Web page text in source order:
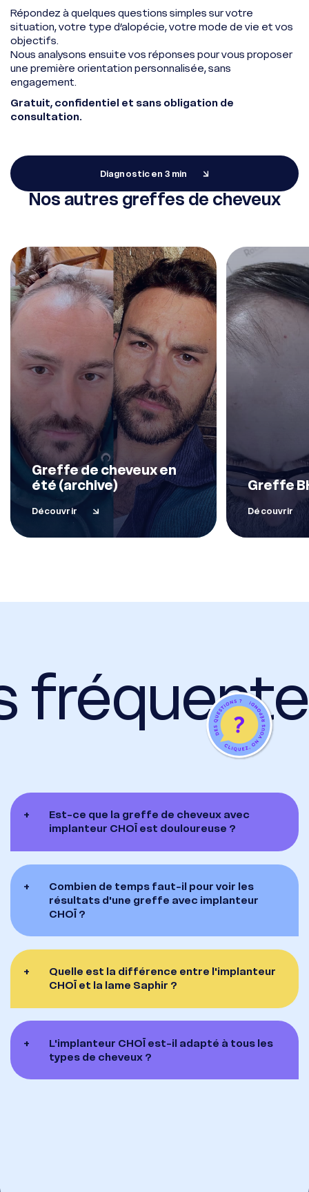
Répondez à quelques questions simples sur votre
situation, votre type d’alopécie, votre mode de vie et vos
objectifs.
Nous analysons ensuite vos réponses pour vous proposer
une première orientation personnalisée, sans
engagement.
Gratuit, confidentiel et sans obligation de
consultation.
Diagnostic en 3 min
Nos autres greffes de cheveux
Greffe de cheveux en
été (archive)
Découvrir
Greffe
Découvrir
+
Est-ce que la greffe de cheveux avec
implanteur CHOÏ est douloureuse ?
+
Combien de temps faut-il pour voir les
résultats d'une greffe avec implanteur
CHOÏ ?
+
Quelle est la différence entre l'implanteur
CHOÏ et la lame Saphir ?
+
L'implanteur CHOÏ est-il adapté à tous les
types de cheveux ?